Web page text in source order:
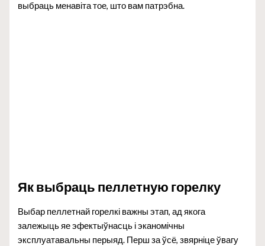
выбраць менавіта тое, што вам патрэбна.
Як выбраць пеллетную горелку
Выбар пеллетнай горелкі важны этап, ад якога
залежыць яе эфектыўнасць і эканомічны
эксплуатавальны перыяд. Перш за ўсё, звярніце ўвагу